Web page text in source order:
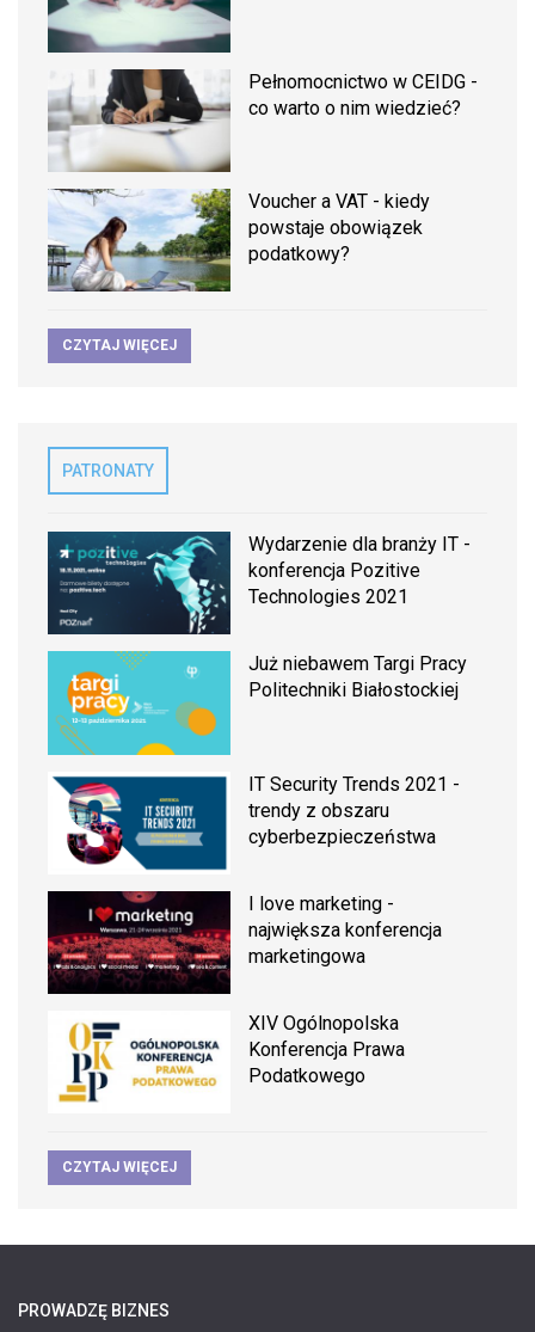
Pełnomocnictwo w CEIDG -
co warto o nim wiedzieć?
Voucher a VAT - kiedy
powstaje obowiązek
podatkowy?
CZYTAJ WIĘCEJ
PATRONATY
Wydarzenie dla branży IT -
konferencja Pozitive
Technologies 2021
Już niebawem Targi Pracy
Politechniki Białostockiej
IT Security Trends 2021 -
trendy z obszaru
cyberbezpieczeństwa
I love marketing -
największa konferencja
marketingowa
XIV Ogólnopolska
Konferencja Prawa
Podatkowego
CZYTAJ WIĘCEJ
PROWADZĘ BIZNES